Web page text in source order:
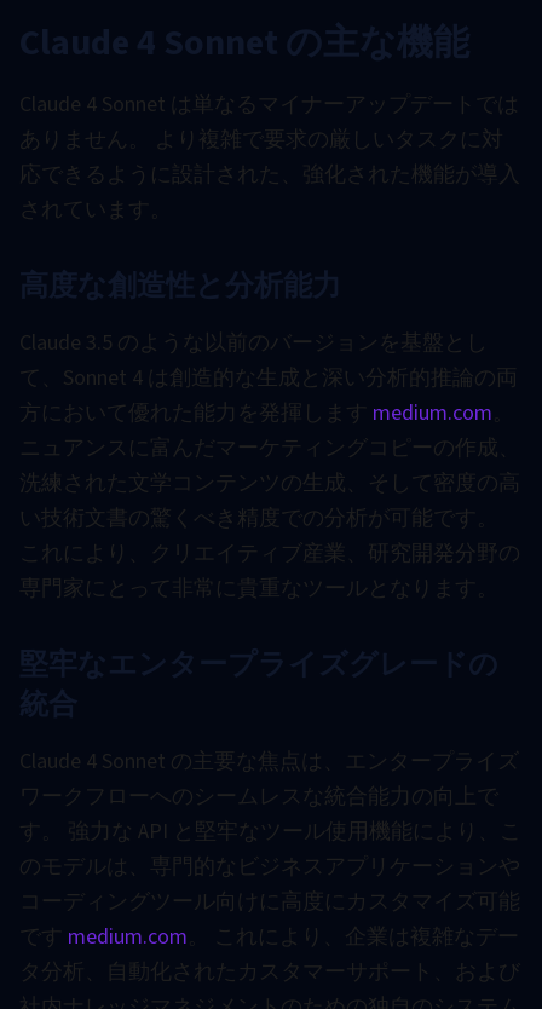
Claude 4 Sonnet の主な機能
Claude 4 Sonnet は単なるマイナーアップデートでは
ありません。 より複雑で要求の厳しいタスクに対
応できるように設計された、強化された機能が導入
されています。
高度な創造性と分析能力
Claude 3.5 のような以前のバージョンを基盤とし
て、Sonnet 4 は創造的な生成と深い分析的推論の両
方において優れた能力を発揮します medium.com
ニュアンスに富んだマーケティングコピーの作成、
洗練された文学コンテンツの生成、そして密度の高
い技術文書の驚くべき精度での分析が可能です。
これにより、クリエイティブ産業、研究開発分野の
専門家にとって非常に貴重なツールとなります。
堅牢なエンタープライズグレードの
統合
Claude 4 Sonnet の主要な焦点は、エンタープライズ
ワークフローへのシームレスな統合能力の向上で
す。 強力な API と堅牢なツール使用機能により、こ
のモデルは、専門的なビジネスアプリケーションや
コーディングツール向けに高度にカスタマイズ可能
です medium.com 。 これにより、企業は複雑なデー
タ分析、自動化されたカスタマーサポート、および